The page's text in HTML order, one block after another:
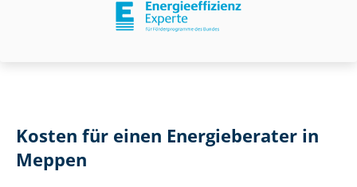
Kosten für einen Energieberater in
Meppen